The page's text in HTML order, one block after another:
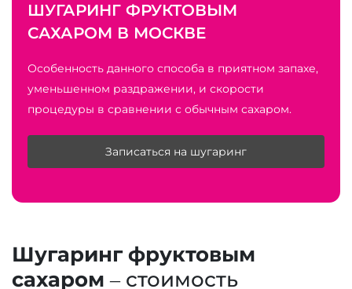
ШУГАРИНГ ФРУКТОВЫМ
САХАРОМ В МОСКВЕ
Особенность данного способа в приятном запахе,
уменьшенном раздражении, и скорости
процедуры в сравнении с обычным сахаром.
Записаться на шугаринг
Шугаринг фруктовым
сахаром – стоимость